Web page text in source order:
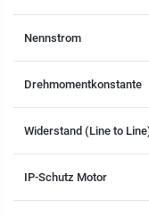
Nennstrom
Drehmomentkonstante
Widerstand (Line to
IP-Schutz Motor